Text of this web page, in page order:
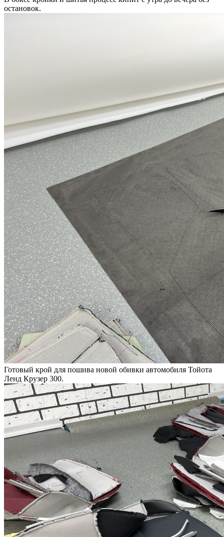
остановок.
Готовый крой для пошива новой обивки автомобиля Тойота
Ленд Крузер 300.